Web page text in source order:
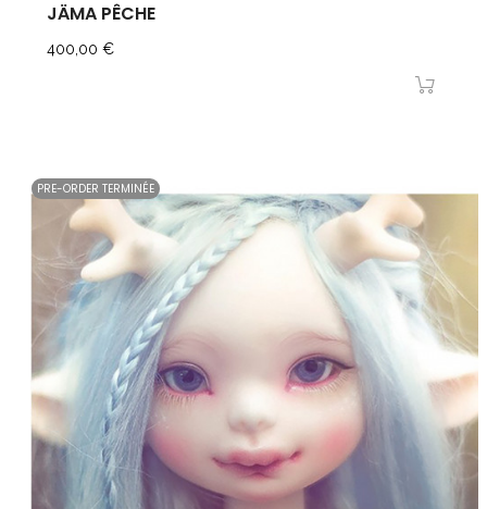
JÄMA PÊCHE
Prix
400,00 €
PRE-ORDER TERMINÉE